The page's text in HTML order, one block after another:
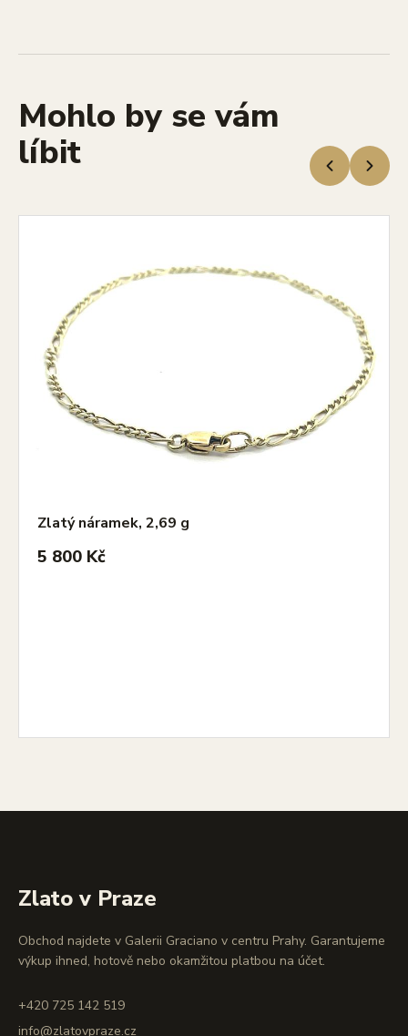
Mohlo by se vám
líbit
Zlatý náramek, 2,69 g
5 800 Kč
Zlato v Praze
Obchod najdete v Galerii Graciano v centru Prahy. Garantujeme
výkup ihned, hotově nebo okamžitou platbou na účet.
+420 725 142 519
info@zlatovpraze.cz